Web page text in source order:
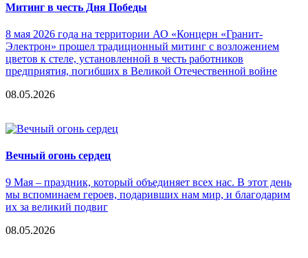
Митинг в честь Дня Победы
8 мая 2026 года на территории АО «Концерн «Гранит-
Электрон» прошел традиционный митинг с возложением
цветов к стеле, установленной в честь работников
предприятия, погибших в Великой Отечественной войне
08.05.2026
Вечный огонь сердец
9 Мая – праздник, который объединяет всех нас. В этот день
мы вспоминаем героев, подаривших нам мир, и благодарим
их за великий подвиг
08.05.2026